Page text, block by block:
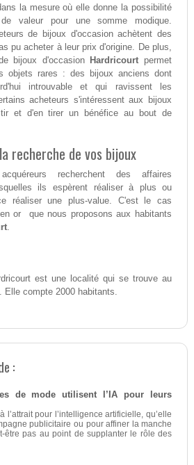
la mesure où elle donne la possibilité
valeur pour une somme modique.
de bijoux d'occasion achètent des
pu acheter à leur prix d'origine. De plus,
bijoux d'occasion Hardricourt permet
objets rares : des bijoux anciens dont
introuvable et qui ravissent les
acheteurs s'intéressent aux bijoux
et d'en tirer un bénéfice au bout de
recherche de vos bijoux
recherchent des affaires
ils espèrent réaliser à plus ou
réaliser une plus-value. C'est le cas
or que nous proposons aux habitants
.
est une localité qui se trouve au
compte 2000 habitants.
:
de mode utilisent l’IA pour leurs
l’attrait pour l’intelligence artificielle, qu’elle
publicitaire ou pour affiner la manche
être pas au point de supplanter le rôle des